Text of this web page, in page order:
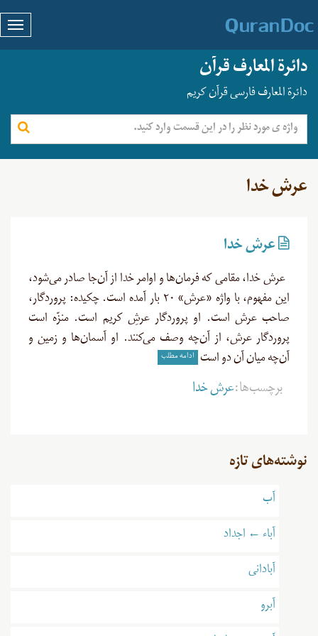
دائرة المعارف قرآن
دائرة المعارف فارسی قرآن کریم
عرش خدا
عرش خدا
عرش خدا، مقامی که فرمان‌ها و اوامر خدا از آن‌جا صادر می‌شود،
این مفهوم، با واژه «عرش» ۲۰ بار آمده است. چکیده: پروردگار،
صاحب عرش است. او پروردگار عرشِ کریم است. منزّه است
پروردگار عرش، از آن‌چه وصف می‌کنند. او آسمان‌ها و زمین و
آن‌چه میان آن دو است
ادامه مطلب
برچسب‌ها:عرش خدا
نوشته‌های تازه
آب
آباء ← اجداد
آبادانی
آبرو